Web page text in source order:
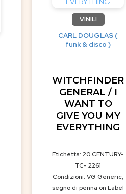
VINILI
CARL DOUGLAS (
funk & disco )
WITCHFINDER
GENERAL / I
WANT TO
GIVE YOU MY
EVERYTHING
Etichetta: 20 CENTURY-
TC- 2261
Condizioni: VG Generic,
segno di penna on Label